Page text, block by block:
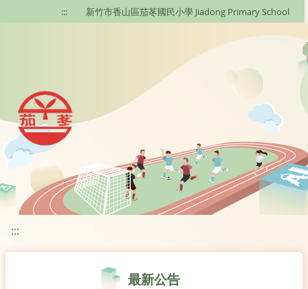
移至網頁之主要內容區位置
::: 新竹市香山區茄苳國民小學 Jiadong Primary School
:::
最新公告